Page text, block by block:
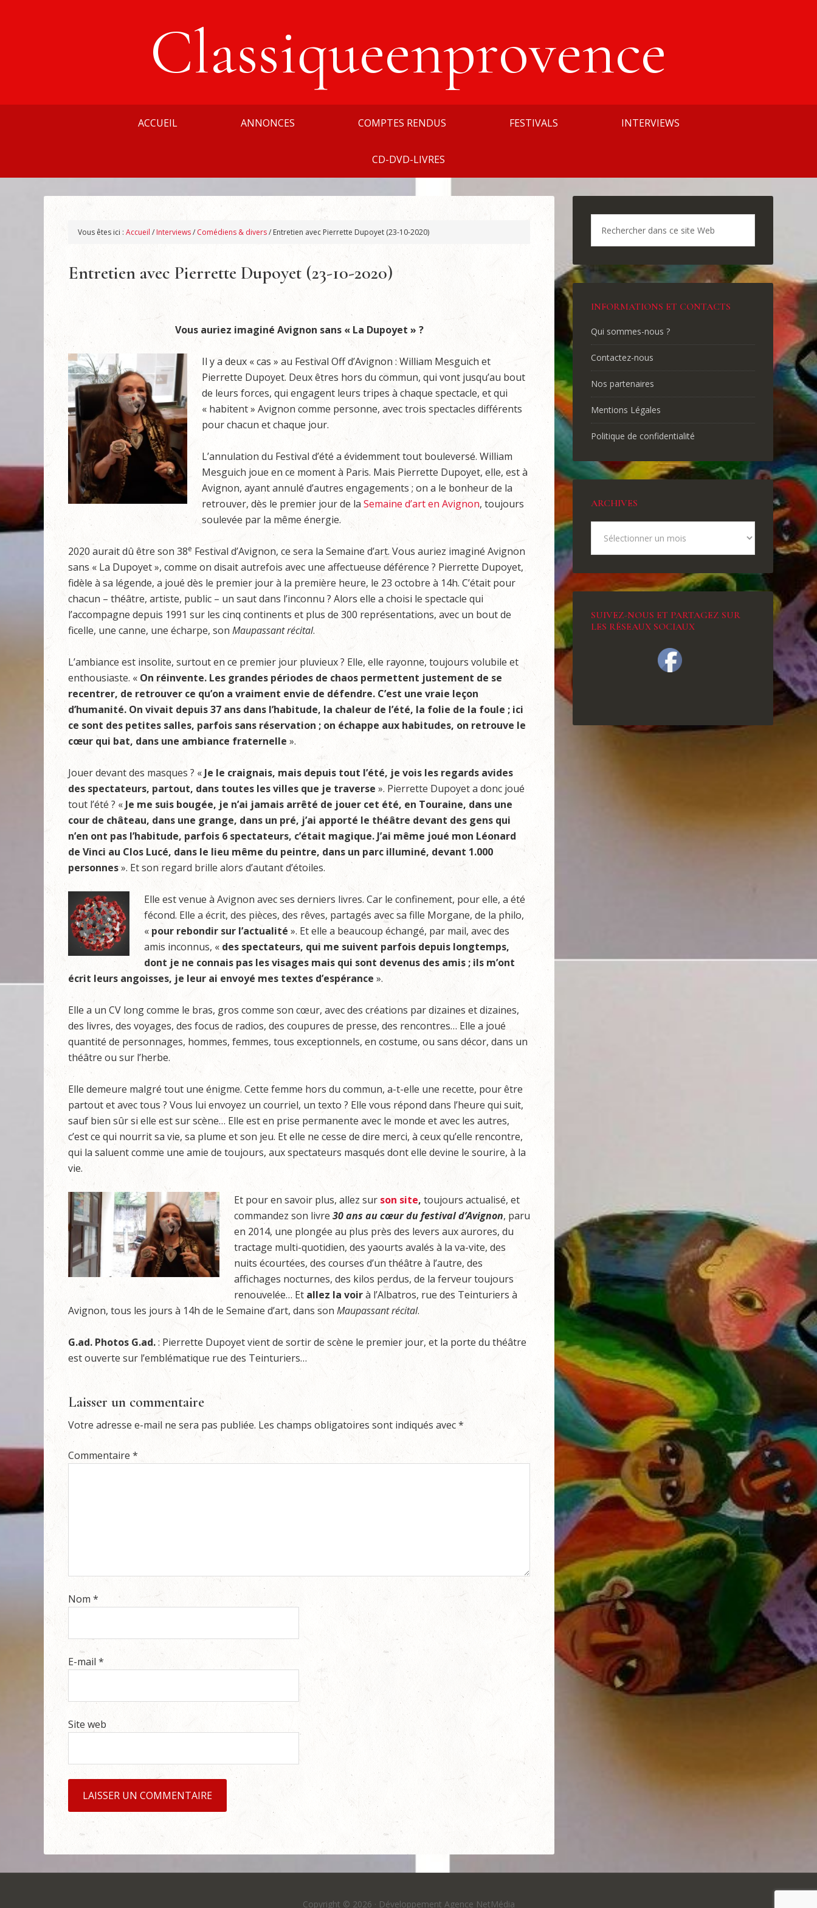
Classiqueenprovence
ACCUEIL ANNONCES COMPTES RENDUS FESTIVALS INTERVIEWS
CD-DVD-LIVRES
Vous êtes ici : Accueil / Interviews/ Comédiens & divers/ Entretien avec Pierrette Dupoyet (23-10-2020)
Entretien avec Pierrette Dupoyet (23-10-2020)
Vous auriez imaginé Avignon sans « La Dupoyet » ?
Il y a deux « cas » au Festival Off d’Avignon : William Mesguich et
Pierrette Dupoyet. Deux êtres hors du commun, qui vont jusqu’au bout
de leurs forces, qui engagent leurs tripes à chaque spectacle, et qui
« habitent » Avignon comme personne, avec trois spectacles différents
pour chacun et chaque jour.
L’annulation du Festival d’été a évidemment tout bouleversé. William
Mesguich joue en ce moment à Paris. Mais Pierrette Dupoyet, elle, est à
Avignon, ayant annulé d’autres engagements ; on a le bonheur de la
retrouver, dès le premier jour de la Semaine d’art en Avignon, toujours
soulevée par la même énergie.
2020 aurait dû être son 38eFestival d’Avignon, ce sera la Semaine d’art. Vous auriez imaginé Avignon
sans « La Dupoyet », comme on disait autrefois avec une affectueuse déférence ? Pierrette Dupoyet,
fidèle à sa légende, a joué dès le premier jour à la première heure, le 23 octobre à 14h. C’était pour
chacun – théâtre, artiste, public – un saut dans l’inconnu ? Alors elle a choisi le spectacle qui
l’accompagne depuis 1991 sur les cinq continents et plus de 300 représentations, avec un bout de
ficelle, une canne, une écharpe, sonMaupassant récital.
L’ambiance est insolite, surtout en ce premier jour pluvieux ? Elle, elle rayonne, toujours volubile et
enthousiaste. « On réinvente. Les grandes périodes de chaos permettent justement de se
recentrer, de retrouver ce qu’on a vraiment envie de défendre. C’est une vraie leçon
d’humanité. On vivait depuis 37 ans dans l’habitude, la chaleur de l’été, la folie de la foule ; ici
ce sont des petites salles, parfois sans réservation ; on échappe aux habitudes, on retrouve le
cœur qui bat, dans une ambiance fraternelle ».
Jouer devant des masques ? « Je le craignais, mais depuis tout l’été, je vois les regards avides
des spectateurs, partout, dans toutes les villes que je traverse ». Pierrette Dupoyet a donc joué
tout l’été ? « Je me suis bougée, je n’ai jamais arrêté de jouer cet été, en Touraine, dans une
cour de château, dans une grange, dans un pré, j’ai apporté le théâtre devant des gens qui
n’en ont pas l’habitude, parfois 6 spectateurs, c’était magique. J’ai même joué mon Léonard
de Vinci au Clos Lucé, dans le lieu même du peintre, dans un parc illuminé, devant 1.000
personnes». Et son regard brille alors d’autant d’étoiles.
Elle est venue à Avignon avec ses derniers livres. Car le confinement, pour elle, a été
fécond. Elle a écrit, des pièces, des rêves, partagés avec sa fille Morgane, de la philo,
« pour rebondir sur l’actualité ». Et elle a beaucoup échangé, par mail, avec des
amis inconnus, « des spectateurs, qui me suivent parfois depuis longtemps,
dont je ne connais pas les visages mais qui sont devenus des amis ; ils m’ont
écrit leurs angoisses, je leur ai envoyé mes textes d’espérance ».
Elle a un CV long comme le bras, gros comme son cœur, avec des créations par dizaines et dizaines,
des livres, des voyages, des focus de radios, des coupures de presse, des rencontres… Elle a joué
quantité de personnages, hommes, femmes, tous exceptionnels, en costume, ou sans décor, dans un
théâtre ou sur l’herbe.
Elle demeure malgré tout une énigme. Cette femme hors du commun, a-t-elle une recette, pour être
partout et avec tous ? Vous lui envoyez un courriel, un texto ? Elle vous répond dans l’heure qui suit,
sauf bien sûr si elle est sur scène… Elle est en prise permanente avec le monde et avec les autres,
c’est ce qui nourrit sa vie, sa plume et son jeu. Et elle ne cesse de dire merci, à ceux qu’elle rencontre,
qui la saluent comme une amie de toujours, aux spectateurs masqués dont elle devine le sourire, à la
vie.
Et pour en savoir plus, allez sur son site, toujours actualisé, et
commandez son livre 30 ans au cœur du festival d’Avignon, paru
en 2014, une plongée au plus près des levers aux aurores, du
tractage multi-quotidien, des yaourts avalés à la va-vite, des
nuits écourtées, des courses d’un théâtre à l’autre, des
affichages nocturnes, des kilos perdus, de la ferveur toujours
renouvelée… Et allez la voirà l’Albatros, rue des Teinturiers à
Avignon, tous les jours à 14h de le Semaine d’art, dans sonMaupassant récital.
G.ad. Photos G.ad.: Pierrette Dupoyet vient de sortir de scène le premier jour, et la porte du théâtre
est ouverte sur l’emblématique rue des Teinturiers…
Laisser un commentaire
Votre adresse e-mail ne sera pas publiée. Les champs obligatoires sont indiqués avec*
Commentaire *
Nom *
E-mail *
Site web
INFORMATIONS ET CONTACTS
Qui sommes-nous ?
Contactez-nous
Nos partenaires
Mentions Légales
Politique de confidentialité
ARCHIVES
SUIVEZ-NOUS ET PARTAGEZ SUR
LES RÉSEAUX SOCIAUX
Copyright © 2026 · Développement Agence NetMédia